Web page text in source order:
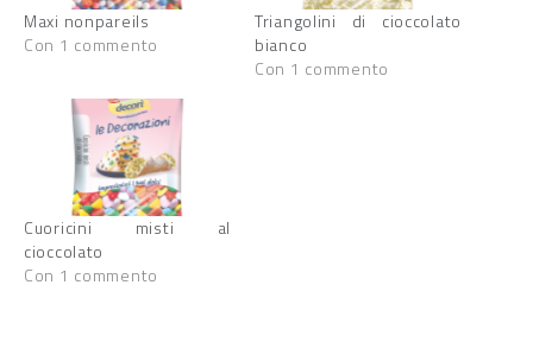
Maxi nonpareils
Con 1 commento
Triangolini di cioccolato
bianco
Con 1 commento
Cuoricini misti al
cioccolato
Con 1 commento